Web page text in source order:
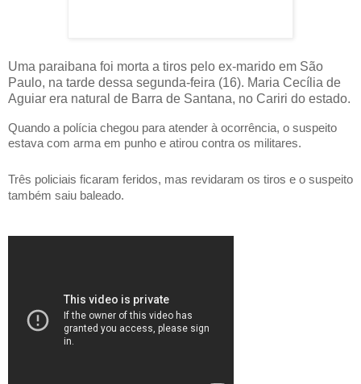
Uma paraibana foi morta a tiros pelo ex-marido em São
Paulo, na tarde dessa segunda-feira (16). Maria Cecília de
Aguiar era natural de Barra de Santana, no Cariri do estado.
Quando a polícia chegou para atender à ocorrência, o suspeito
estava com arma em punho e atirou contra os militares.
Três policiais ficaram feridos, mas revidaram os tiros e o suspeito
também saiu baleado.